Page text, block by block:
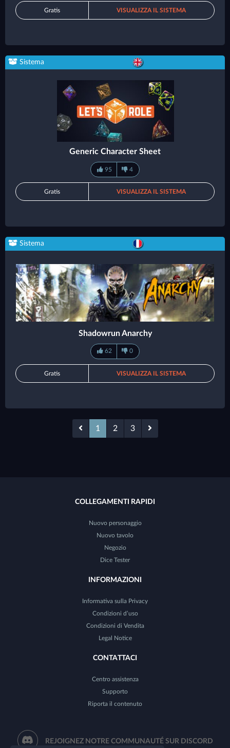
Gratis VISUALIZZA IL SISTEMA
Sistema
Generic Character Sheet
95 4
Gratis VISUALIZZA IL SISTEMA
Sistema
Shadowrun Anarchy
62 0
Gratis VISUALIZZA IL SISTEMA
1 2 3
COLLEGAMENTI RAPIDI
Nuovo personaggio
Nuovo tavolo
Negozio
Dice Tester
INFORMAZIONI
Informativa sulla Privacy
Condizioni d’uso
Condizioni di Vendita
Legal Notice
CONTATTACI
Centro assistenza
Supporto
Riporta il contenuto
REJOIGNEZ NOTRE COMMUNAUTÉ SUR DISCORD